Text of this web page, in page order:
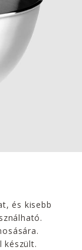
és kisebb
készült.